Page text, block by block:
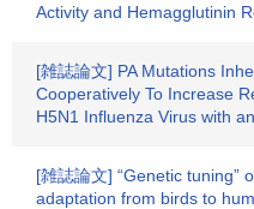
Activity and Hemagglutinin
[雑誌論文] PA Mutations
Cooperatively To Increase
H5N1 Influenza Virus with
[雑誌論文] “Genetic tuning”
adaptation from birds to